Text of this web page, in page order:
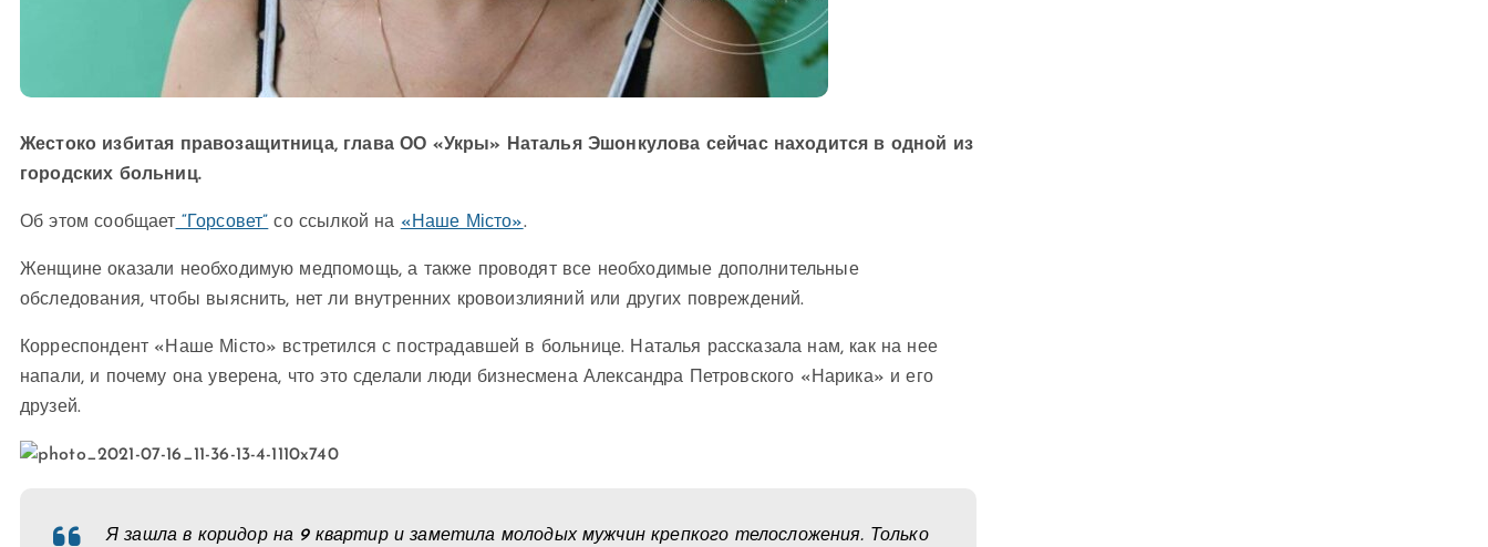
Жестоко избитая правозащитница, глава ОО «Укры» Наталья Эшонкулова сейчас находится в одной из
городских больниц.
Об этом сообщает “Горсовет” со ссылкой на «Наше Місто».
Женщине оказали необходимую медпомощь, а также проводят все необходимые дополнительные
обследования, чтобы выяснить, нет ли внутренних кровоизлияний или других повреждений.
Корреспондент «Наше Місто» встретился с пострадавшей в больнице. Наталья рассказала нам, как на нее
напали, и почему она уверена, что это сделали люди бизнесмена Александра Петровского «Нарика» и его
друзей.
Я зашла в коридор на 9 квартир и заметила молодых мужчин крепкого телосложения. Только